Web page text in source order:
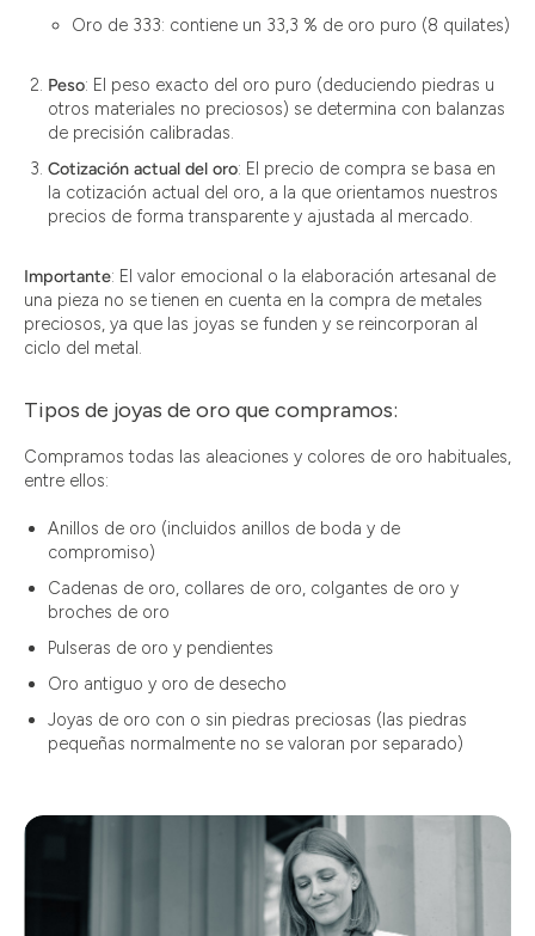
Oro de 333: contiene un 33,3 % de oro puro (8 quilates)
Peso: El peso exacto del oro puro (deduciendo piedras u
otros materiales no preciosos) se determina con balanzas
de precisión calibradas.
Cotización actual del oro: El precio de compra se basa en
la cotización actual del oro, a la que orientamos nuestros
precios de forma transparente y ajustada al mercado.
Importante: El valor emocional o la elaboración artesanal de
una pieza no se tienen en cuenta en la compra de metales
preciosos, ya que las joyas se funden y se reincorporan al
ciclo del metal.
Tipos de joyas de oro que compramos:
Compramos todas las aleaciones y colores de oro habituales,
entre ellos:
Anillos de oro (incluidos anillos de boda y de
compromiso)
Cadenas de oro, collares de oro, colgantes de oro y
broches de oro
Pulseras de oro y pendientes
Oro antiguo y oro de desecho
Joyas de oro con o sin piedras preciosas (las piedras
pequeñas normalmente no se valoran por separado)